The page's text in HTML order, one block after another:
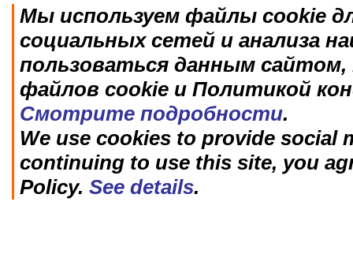
Мы используем файлы cookie
социальных сетей и анализа
пользоваться данным
файлов cookie и Политикой
Смотрите подробности.
We use cookies to provide social
continuing to use this site, you
Policy. See details.